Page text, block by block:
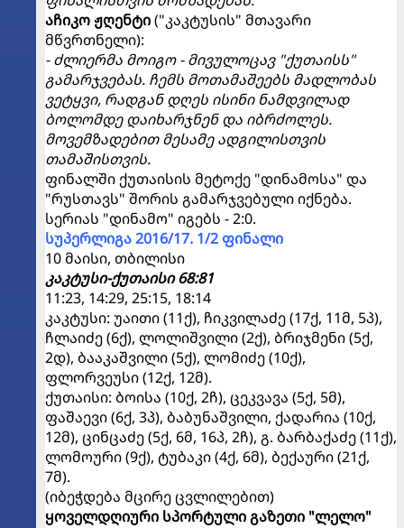
აჩიკო ჟღენტი("კაკტუსის" მთავარი
მწვრთნელი):
- ძლიერმა მოიგო - მივულოცავ "ქუთაისს"
გამარჯვებას. ჩემს მოთამაშეებს მადლობას
ვეტყვი, რადგან დღეს ისინი ნამდვილად
ბოლომდე დაიხარჯნენ და იბრძოლეს.
მოვემზადებით მესამე ადგილისთვის
თამაშისთვის.
ფინალში ქუთაისის მეტოქე "დინამოსა" და
"რუსთავს" შორის გამარჯვებული იქნება.
სერიას "დინამო" იგებს - 2:0.
სუპერლიგა 2016/17. 1/2 ფინალი
10 მაისი, თბილისი
კაკტუსი-ქუთაისი 68:81
11:23, 14:29, 25:15, 18:14
კაკტუსი: უაითი (11ქ), ჩიკვილაძე (17ქ, 11მ, 5პ),
ჩლაიძე (6ქ), ლოლიშვილი (2ქ), ბრიჯმენი (5ქ,
2დ), ბააკაშვილი (5ქ), ლომიძე (10ქ),
ფლორვეუსი (12ქ, 12მ).
ქუთაისი: ბოისა (10ქ, 2ჩ), ცეკვავა (5ქ, 5მ),
ფაშაევი (6ქ, 3პ), ბაბუნაშვილი, ქადარია (10ქ,
12მ), ცინცაძე (5ქ, 6მ, 16პ, 2ჩ), გ. ბარბაქაძე (11ქ),
ლომოური (9ქ), ტუბაკი (4ქ, 6მ), ბექაური (21ქ,
7მ).
(იბეჭდება მცირე ცვლილებით)
ყოველდღიური სპორტული გაზეთი "ლელო"